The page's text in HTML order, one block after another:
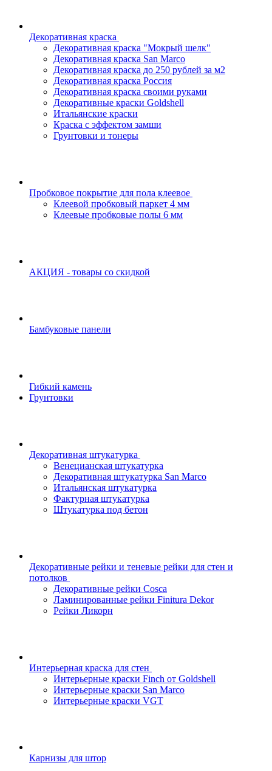
Декоративная краска
Декоративная краска "Мокрый шелк"
Декоративная краска San Marco
Декоративная краска до 250 рублей за м2
Декоративная краска Россия
Декоративная краска своими руками
Декоративные краски Goldshell
Итальянские краски
Краска с эффектом замши
Грунтовки и тонеры
Пробковое покрытие для пола клеевое
Клеевой пробковый паркет 4 мм
Клеевые пробковые полы 6 мм
АКЦИЯ - товары со скидкой
Бамбуковые панели
Гибкий камень
Грунтовки
Декоративная штукатурка
Венецианская штукатурка
Декоративная штукатурка San Marco
Итальянская штукатурка
Фактурная штукатурка
Штукатурка под бетон
Декоративные рейки и теневые рейки для стен и
потолков
Декоративные рейки Cosca
Ламинированные рейки Finitura Dekor
Рейки Ликорн
Интерьерная краска для стен
Интерьерные краски Finch от Goldshell
Интерьерные краски San Marco
Интерьерные краски VGT
Карнизы для штор